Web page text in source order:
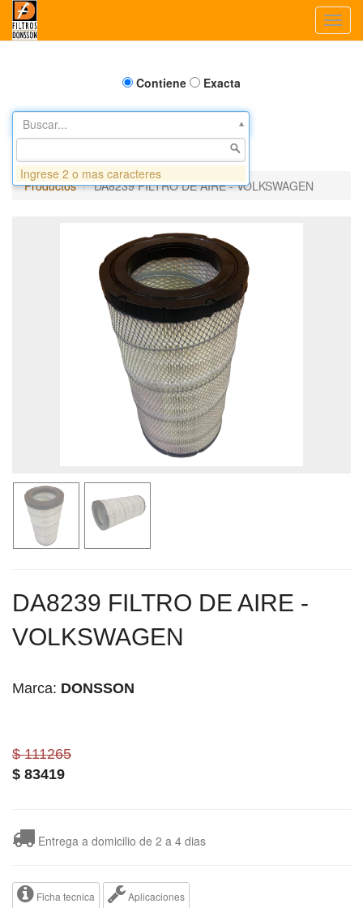
Contiene Exacta
Buscar...
Productos DA8239 FILTRO DE AIRE - VOLKSWAGEN
DA8239 FILTRO DE AIRE -
VOLKSWAGEN
Marca: DONSSON
$ 111265
$ 83419
Entrega a domicilio de 2 a 4 dias
Ficha tecnica Aplicaciones
Ingrese 2 o mas caracteres